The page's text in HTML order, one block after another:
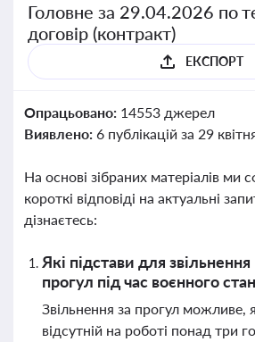
Головне за 29.04.2026 по
договір (контракт)
ЕКСПОРТ
Опрацьовано: 14553 джерел
Виявлено: 6 публікацій за 29
На основі зібраних матеріалів ми
короткі відповіді на актуальні
дізнаєтесь:
Які підстави для
прогул під час воєнного
Звільнення за прогул можливе,
відсутній на роботі понад три